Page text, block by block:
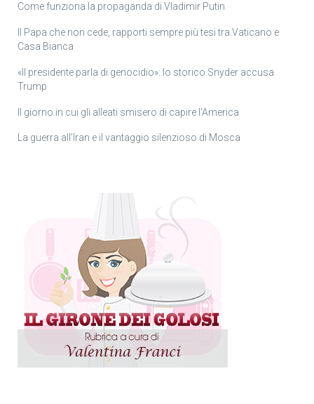
Come funziona la propaganda di Vladimir Putin
Il Papa che non cede, rapporti sempre più tesi tra Vaticano e
Casa Bianca
«Il presidente parla di genocidio»: lo storico Snyder accusa
Trump
Il giorno in cui gli alleati smisero di capire l’America
La guerra all’Iran e il vantaggio silenzioso di Mosca